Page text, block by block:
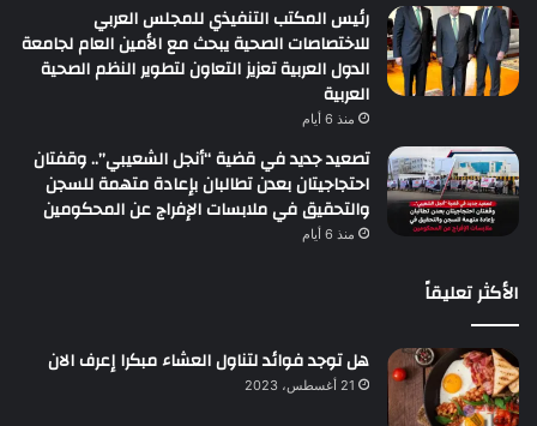
رئيس المكتب التنفيذي للمجلس العربي
للاختصاصات الصحية يبحث مع الأمين العام لجامعة
الدول العربية تعزيز التعاون لتطوير النظم الصحية
العربية
منذ 6 أيام
تصعيد جديد في قضية “أنجل الشعيبي”.. وقفتان
احتجاجيتان بعدن تطالبان بإعادة متهمة للسجن
والتحقيق في ملابسات الإفراج عن المحكومين
منذ 6 أيام
الأكثر تعليقاً
هل توجد فوائد لتناول العشاء مبكرا إعرف الان
21 أغسطس، 2023